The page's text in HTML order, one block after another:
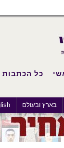
כל הכתבות
בארץ ובעולם